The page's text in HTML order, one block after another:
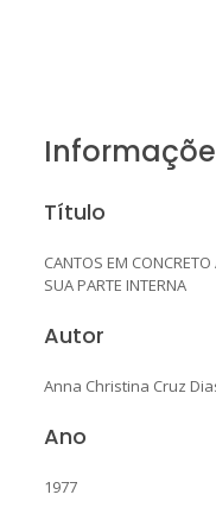
Título
CANTOS EM
SUA PARTE INTERNA
Autor
Anna Christina Cruz
Ano
1977